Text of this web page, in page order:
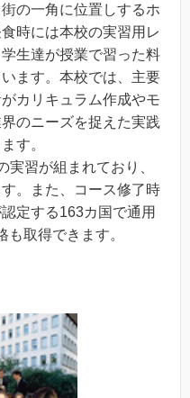
の一角に位置しするホ
時には本校の実習用レ
生達が授業で習った料
ます。本校では、主要
カリキュラム作成やモ
のニーズを捉えた実践
す。
実習が組まれており、
。また、コース修了時
定する163カ国で通用
取得できます。